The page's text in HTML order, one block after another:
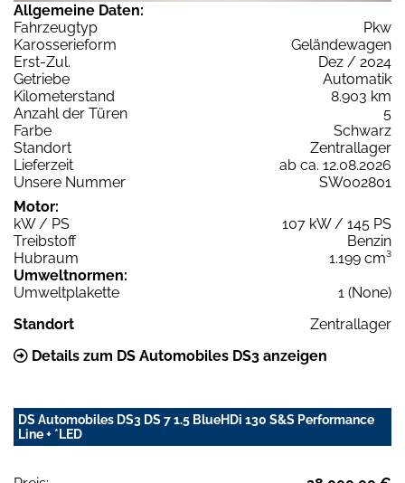
Allgemeine Daten:
Fahrzeugtyp
Pkw
Karosserieform
Geländewagen
Erst-Zul.
Dez / 2024
Getriebe
Automatik
Kilometerstand
8.903 km
Anzahl der Türen
5
Farbe
Schwarz
Standort
Zentrallager
Lieferzeit
ab ca. 12.08.2026
Unsere Nummer
SW002801
Motor:
kW / PS
107 kW / 145 PS
Treibstoff
Benzin
Hubraum
1.199 cm³
Umweltnormen:
Umweltplakette
1 (None)
Standort
Zentrallager
Details zum DS Automobiles DS3 anzeigen
DS Automobiles DS3 DS 7 1.5 BlueHDi 130 S&S Performance
Line + *LED